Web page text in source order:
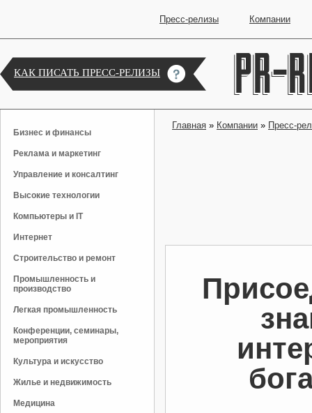
Пресс-релизы Компании
КАК ПИСАТЬ ПРЕСС-РЕЛИЗЫ
Бизнес и финансы
Реклама и маркетинг
Управление и консалтинг
Высокие технологии
Компьютеры и IT
Интернет
Строительство и ремонт
Промышленность и
производство
Легкая промышленность
Конференции, семинары,
мероприятия
Культура и искусство
Жилье и недвижимость
Медицина
Главная » Компании » Пресс-